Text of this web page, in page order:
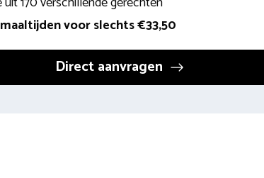
voor slechts €33,50
Direct aanvragen